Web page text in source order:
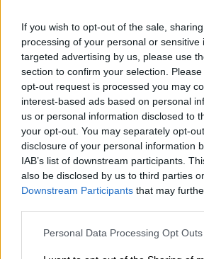
If you wish to opt-out of the sale,
processing of your personal or sensitive
targeted advertising by us, please use
section to confirm your selection.
opt-out request is processed you may
interest-based ads based on personal
us or personal information disclosed to
your opt-out. You may separately opt-
disclosure of your personal information
IAB’s list of downstream participants.
also be disclosed by us to third parties
Downstream Participants that may
Personal Data Processing Opt Outs
του Αθανασίου Σκόδρα
07/08/2026 , 15:06
Δηλώσεις συμμετοχής για τα
Masterclasses στη Γιορτή Κρασιού
Αμπελώνα 2026
07/08/2026 , 14:44
Τουρκία, Σαουδική Αραβία, και
προχωρούν σε κοινή αμυντική
07/08/2026 , 14:01